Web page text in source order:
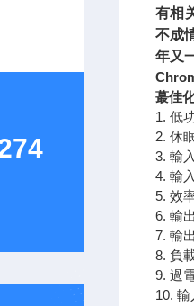
有相
不成
年又
蕞佳
1. 低
2. 休
3. 輸
4. 輸
5. 效
6. 輸
7. 輸
8. 負
9. 過
10.